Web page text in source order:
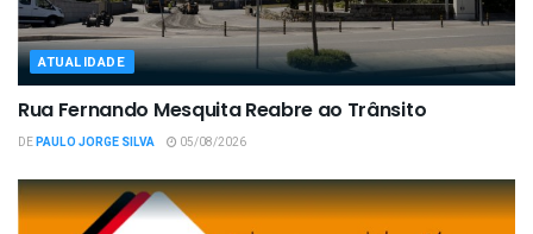
ATUALIDADE
Rua Fernando Mesquita Reabre ao Trânsito
DEPAULO JORGE SILVA 05/08/2026